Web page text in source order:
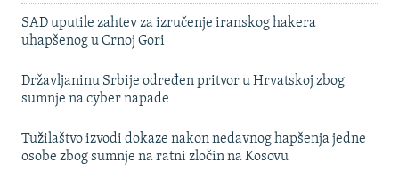
SAD uputile zahtev za izručenje iranskog hakera
uhapšenog u Crnoj Gori
Državljaninu Srbije određen pritvor u Hrvatskoj zbog
sumnje na cyber napade
Tužilaštvo izvodi dokaze nakon nedavnog hapšenja jedne
osobe zbog sumnje na ratni zločin na Kosovu